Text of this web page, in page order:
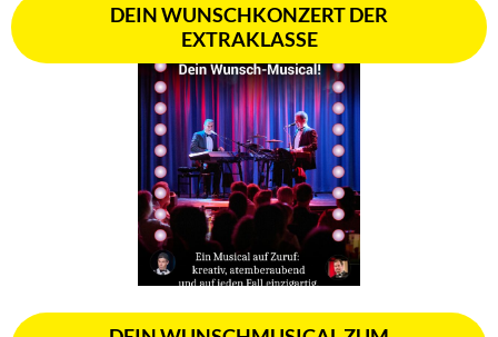
DEIN WUNSCHKONZERT DER
EXTRAKLASSE